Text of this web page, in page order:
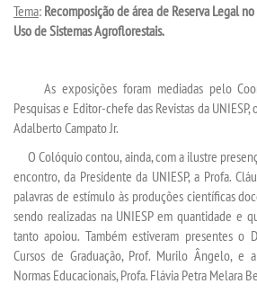
TRABALHE CONOSCO
Tema: Recomposição de área de Reserva Legal
Uso de Sistemas Agroflorestais.
As exposições foram mediadas pelo
Pesquisas e Editor-chefe das Revistas da
Adalberto Campato Jr.
O Colóquio contou, ainda, com a ilustre
encontro, da Presidente da UNIESP, a Profa.
palavras de estímulo às produções científicas
sendo realizadas na UNIESP em quantidade e
tanto apoiou. Também estiveram presentes o
Cursos de Graduação, Prof. Murilo Ângelo, e
Normas Educacionais, Profa. Flávia Petra Melara